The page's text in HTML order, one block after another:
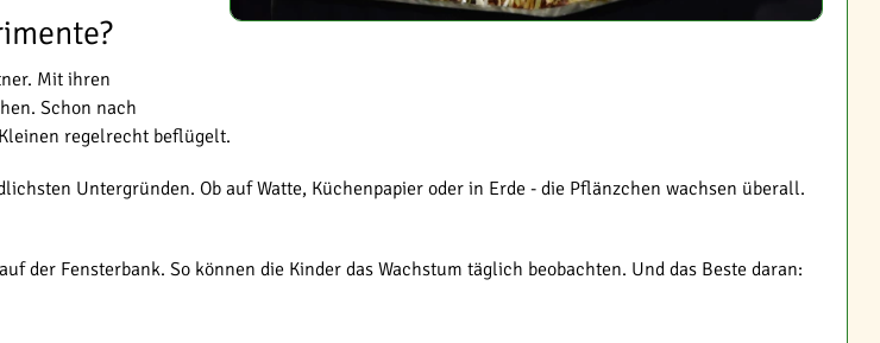
Mit ihren
Schon nach
regelrecht beflügelt.
Untergründen. Ob auf Watte, Küchenpapier oder in Erde - die Pflänzchen wachsen überall.
der Fensterbank. So können die Kinder das Wachstum täglich beobachten. Und das Beste daran: